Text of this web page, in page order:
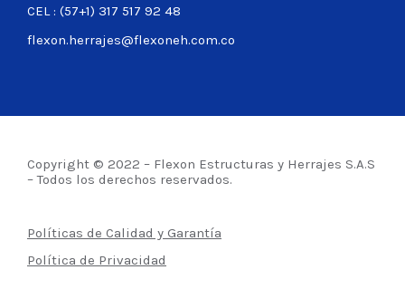
CEL : (57+1) 317 517 92 48
flexon.herrajes@flexoneh.com.co
Copyright © 2022 – Flexon Estructuras y Herrajes S.A.S
– Todos los derechos reservados.
Políticas de Calidad y Garantía
Política de Privacidad